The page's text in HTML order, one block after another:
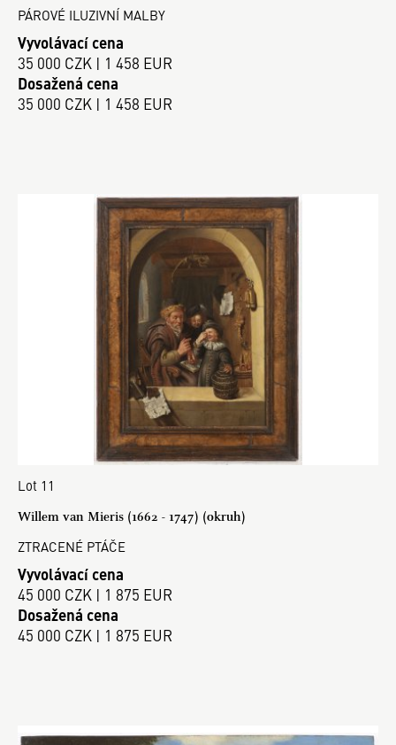
PÁROVÉ ILUZIVNÍ MALBY
Vyvolávací cena
35 000 CZK | 1 458 EUR
Dosažená cena
35 000 CZK | 1 458 EUR
Lot 11
Willem van Mieris (1662 - 1747) (okruh)
ZTRACENÉ PTÁČE
Vyvolávací cena
45 000 CZK | 1 875 EUR
Dosažená cena
45 000 CZK | 1 875 EUR